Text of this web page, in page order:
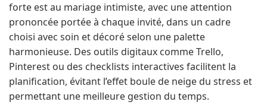
forte est au mariage intimiste, avec une attention
prononcée portée à chaque invité, dans un cadre
choisi avec soin et décoré selon une palette
harmonieuse. Des outils digitaux comme Trello,
Pinterest ou des checklists interactives facilitent la
planification, évitant l’effet boule de neige du stress et
permettant une meilleure gestion du temps.